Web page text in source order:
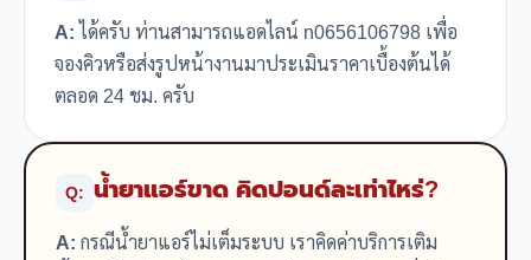
A:ได้ครับ ท่านสามารถแอดไลน์ n0656106798 เพื่อ
จองคิวหรือส่งรูปหน้างานมาประเมินราคาเบื้องต้นได้
ตลอด 24 ชม. ครับ
Q: น้ำยาแอร์ขาด คิดปอนด์ละเท่าไหร่?
A: กรณีน้ำยาแอร์ไม่เต็มระบบ เราคิดค่าบริการเติม